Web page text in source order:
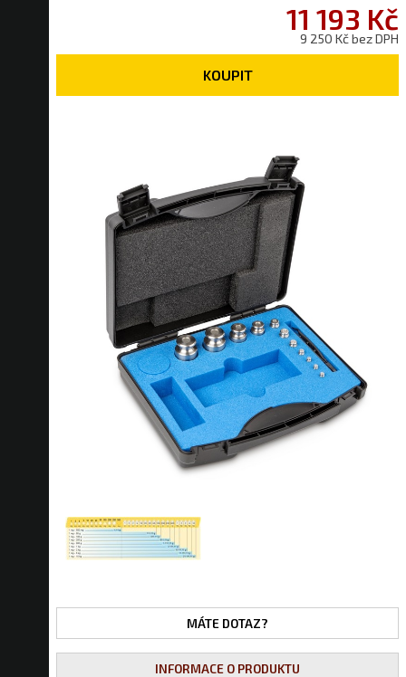
11 193 Kč
9 250 Kč bez DPH
KOUPIT
INFORMACE O PRODUKTU
MÁTE DOTAZ?